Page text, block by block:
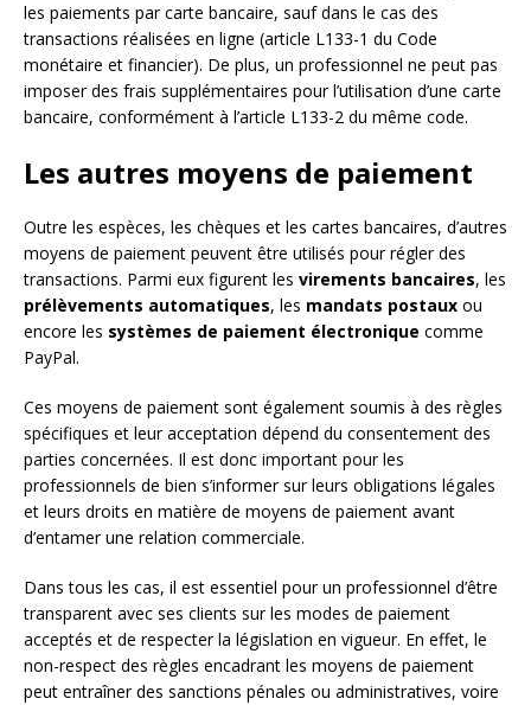
les paiements par carte bancaire, sauf dans le cas des
transactions réalisées en ligne (article L133-1 du Code
monétaire et financier). De plus, un professionnel ne peut pas
imposer des frais supplémentaires pour l’utilisation d’une carte
bancaire, conformément à l’article L133-2 du même code.
Les autres moyens de paiement
Outre les espèces, les chèques et les cartes bancaires, d’autres
moyens de paiement peuvent être utilisés pour régler des
transactions. Parmi eux figurent les virements bancaires, les
prélèvements automatiques, les mandats postaux ou
encore les systèmes de paiement électronique comme
PayPal.
Ces moyens de paiement sont également soumis à des règles
spécifiques et leur acceptation dépend du consentement des
parties concernées. Il est donc important pour les
professionnels de bien s’informer sur leurs obligations légales
et leurs droits en matière de moyens de paiement avant
d’entamer une relation commerciale.
Dans tous les cas, il est essentiel pour un professionnel d’être
transparent avec ses clients sur les modes de paiement
acceptés et de respecter la législation en vigueur. En effet, le
non-respect des règles encadrant les moyens de paiement
peut entraîner des sanctions pénales ou administratives, voire